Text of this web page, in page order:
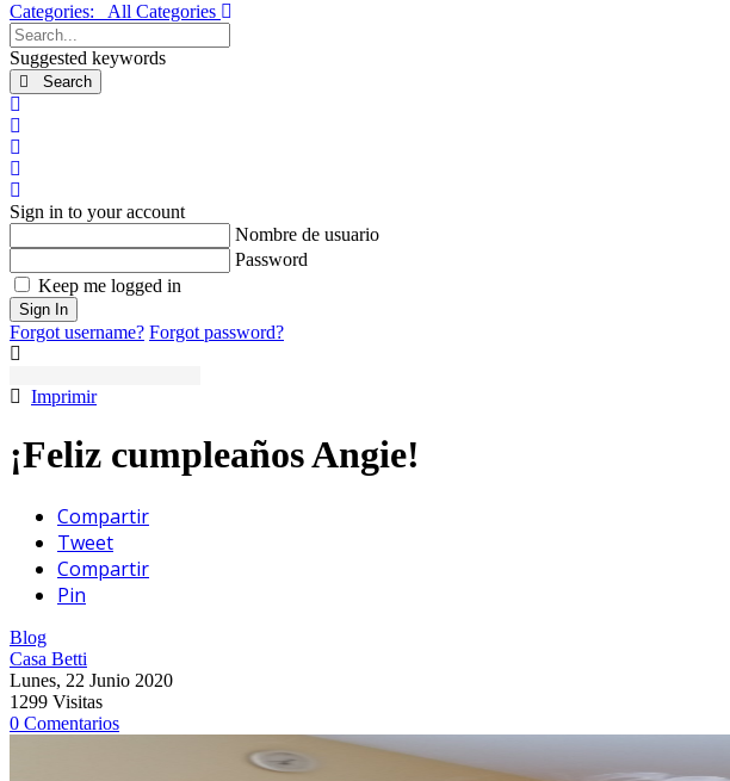
Categories:
All Categories
Search...
Suggested keywords
Search
Sign in to your account
Nombre de usuario
Password
Keep me logged in
Sign In
Forgot username? Forgot password?
Imprimir
¡Feliz cumpleaños Angie!
Compartir
Tweet
Compartir
Pin
Blog
Casa Betti
Lunes, 22 Junio 2020
1299 Visitas
0 Comentarios